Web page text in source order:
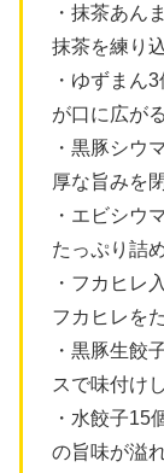
・抹茶あん
抹茶を練り
・ゆずまん
が口に広が
・黒豚シウ
厚な旨みを
・エビシウ
たっぷり詰
・フカヒレ
フカヒレを
・黒豚生餃
スで味付け
・水餃子15
の旨味が溢